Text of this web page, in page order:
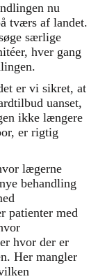
nu
tværs af landet.
særlige
hver gang
er vi sikret, at
uanset,
ikke længere
er rigtig
lægerne
behandling
patienter med
hvor der er
Her mangler